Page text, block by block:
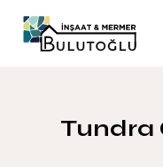
Tundra